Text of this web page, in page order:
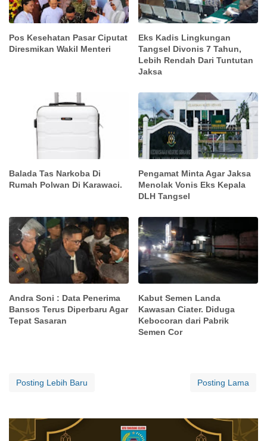
Pos Kesehatan Pasar Ciputat
Diresmikan Wakil Menteri
Eks Kadis Lingkungan
Tangsel Divonis 7 Tahun,
Lebih Rendah Dari Tuntutan
Jaksa
Balada Tas Narkoba Di
Rumah Polwan Di Karawaci.
Pengamat Minta Agar Jaksa
Menolak Vonis Eks Kepala
DLH Tangsel
Andra Soni : Data Penerima
Bansos Terus Diperbaru Agar
Tepat Sasaran
Kabut Semen Landa
Kawasan Ciater. Diduga
Kebocoran dari Pabrik
Semen Cor
Posting Lebih Baru Posting Lama